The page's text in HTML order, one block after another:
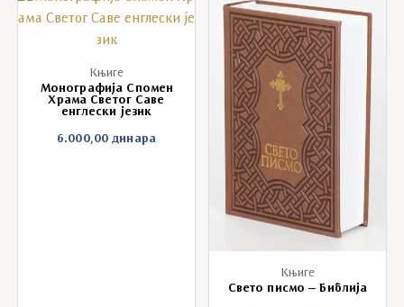
Књиге
Монографија Спомен
Храма Светог Саве
енглески језик
6.000,00динара
Књиге
Свето писмо – Библија